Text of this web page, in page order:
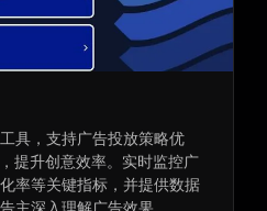
具，支持广告投放策略优
提升创意效率。实时监控广
率等关键指标，并提供数据